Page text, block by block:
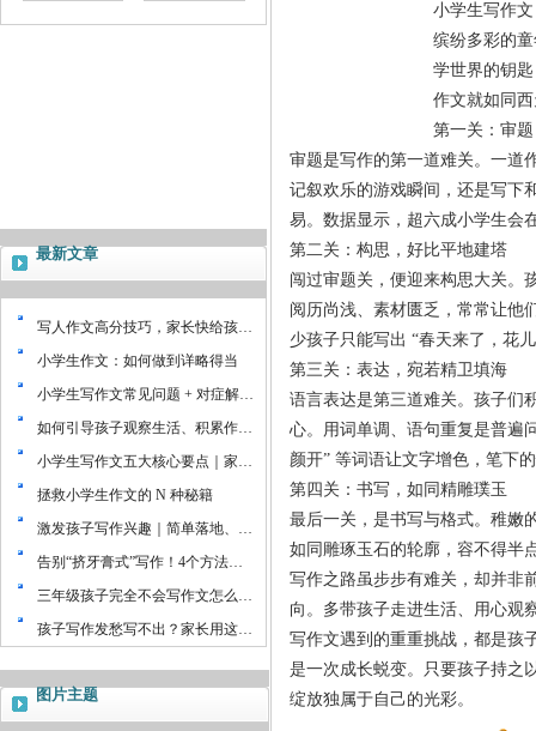
最新文章
写人作文高分技巧，家长快给孩…
小学生作文：如何做到详略得当
小学生写作文常见问题 + 对症解…
如何引导孩子观察生活、积累作…
小学生写作文五大核心要点｜家…
拯救小学生作文的 N 种秘籍
激发孩子写作兴趣｜简单落地、…
告别“挤牙膏式”写作！4个方法…
三年级孩子完全不会写作文怎么…
孩子写作发愁写不出？家长用这…
图片主题
小学生写作
缤纷多彩的
学世界的钥
作文就如同
第一关：审
审题是写作的第一道难关。一道
记叙欢乐的游戏瞬间，还是写下
易。数据显示，超六成小学生会
第二关：构思，好比平地建塔
闯过审题关，便迎来构思大关。
阅历尚浅、素材匮乏，常常让他
少孩子只能写出 “春天来了，花
第三关：表达，宛若精卫填海
语言表达是第三道难关。孩子们
心。用词单调、语句重复是普遍
颜开” 等词语让文字增色，笔下
第四关：书写，如同精雕璞玉
最后一关，是书写与格式。稚嫩
如同雕琢玉石的轮廓，容不得半
写作之路虽步步有难关，却并非
向。多带孩子走进生活、用心观
写作文遇到的重重挑战，都是孩
是一次成长蜕变。只要孩子持之
绽放独属于自己的光彩。